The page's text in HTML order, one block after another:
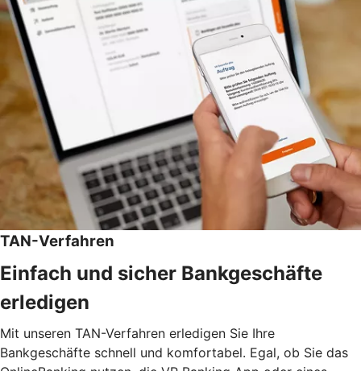
TAN-Verfahren
Einfach und sicher Bankgeschäfte
erledigen
Mit unseren TAN-Verfahren erledigen Sie Ihre
Bankgeschäfte schnell und komfortabel. Egal, ob Sie das